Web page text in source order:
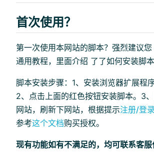
首次使用？
第一次使用本网站的脚本？强烈建议您
通用教程，里面介绍 了了如何安装脚
脚本安装步骤：1、安装浏览器扩展程序
2、点击上面的红色按钮安装脚本。3
网站，刷新下网站，根据提示注册/登
参考这个文档购买授权。
现有功能如有不满足的，均可联系客